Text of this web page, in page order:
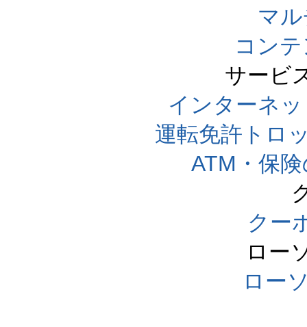
マ
コン
サービ
インターネ
運転免許トロ
ATM・保
クー
ロー
ロー